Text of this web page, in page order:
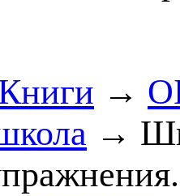
→
→